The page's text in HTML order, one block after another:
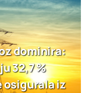
dominira:
32,7 %
iz